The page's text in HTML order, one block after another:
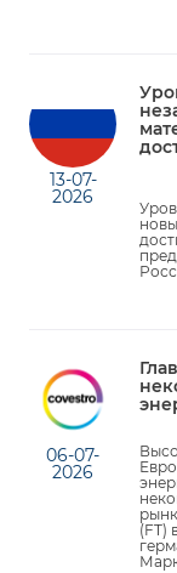
13-07-
2026
06-07-
2026
(FT)